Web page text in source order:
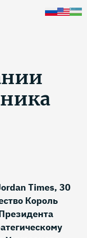
Times, 30
Король